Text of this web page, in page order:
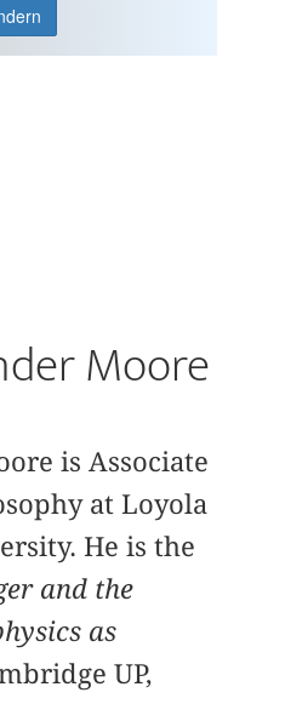
Moore
is Associate
at Loyola
He is the
and the
as
UP,